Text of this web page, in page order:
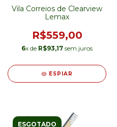
Vila Correios de Clearview
Lemax
R$559,00
6x de R$93,17 sem juros
ESPIAR
ESGOTADO